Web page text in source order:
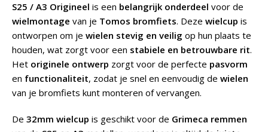
S25 / A3 Origineel is een belangrijk onderdeel voor de
wielmontage van je Tomos bromfiets. Deze wielcup is
ontworpen om je wielen stevig en veilig op hun plaats te
houden, wat zorgt voor een stabiele en betrouwbare rit.
Het originele ontwerp zorgt voor de perfecte pasvorm
en functionaliteit, zodat je snel en eenvoudig de wielen
van je bromfiets kunt monteren of vervangen.
De 32mm wielcup is geschikt voor de Grimeca remmen